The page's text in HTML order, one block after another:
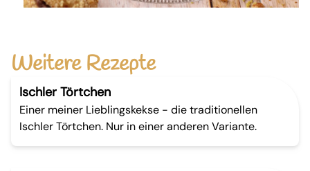
Weitere Rezepte
Ischler Törtchen
Einer meiner Lieblingskekse - die traditionellen
Ischler Törtchen. Nur in einer anderen Variante.